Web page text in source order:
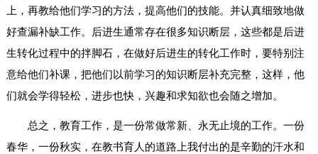
上，再教给他们学习的方法，提高他们的技能。并认真细致地做
好查漏补缺工作。后进生通常存在很多知识断层，这些都是后进
生转化过程中的拌脚石，在做好后进生的转化工作时，要特别注
意给他们补课，把他们以前学习的知识断层补充完整，这样，他
们就会学得轻松，进步也快，兴趣和求知欲也会随之增加。
总之，教育工作，是一份常做常新、永无止境的工作。一份
春华，一份秋实，在教书育人的道路上我付出的是辛勤的汗水和